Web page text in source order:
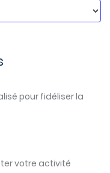
pour fidéliser la
votre activité